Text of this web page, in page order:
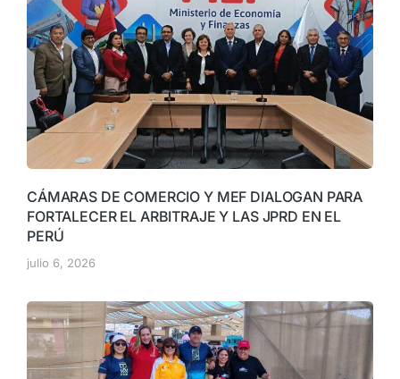
CÁMARAS DE COMERCIO Y MEF DIALOGAN PARA
FORTALECER EL ARBITRAJE Y LAS JPRD EN EL
PERÚ
julio 6, 2026